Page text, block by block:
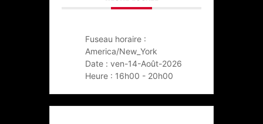
Fuseau horaire :
America/New_York
Date : ven-14-Août-2026
Heure : 16h00 - 20h00